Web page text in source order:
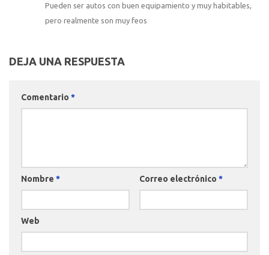
Pueden ser autos con buen equipamiento y muy habitables,
pero realmente son muy feos
DEJA UNA RESPUESTA
Comentario *
Nombre * Correo electrónico *
Web